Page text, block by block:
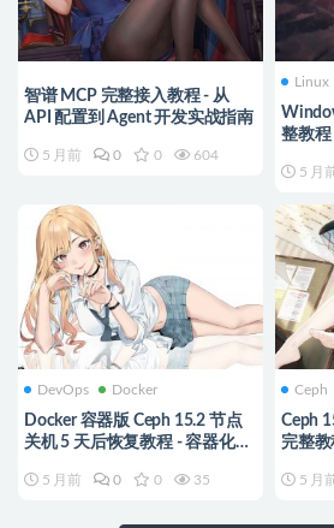
智谱 MCP 完整接入教程 - 从
API 配置到 Agent 开发实战指南
5 月前 0 0 604
Linux
整教程
5 月
DevOps Docker
Docker 容器版 Ceph 15.2 节点
关机 5 天后恢复教程 - 容器化环
5 月前 0 0 35
Ceph
Ceph
完整教
5 月